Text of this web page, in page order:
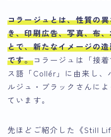
コラージュとは、性質の
き、印刷広告、写真、布
とで、新たなイメージの
です。コラージュは「接
ス語「Collér」に由来し、
ルジュ・ブラックさんに
ています。
先ほどご紹介した《Still